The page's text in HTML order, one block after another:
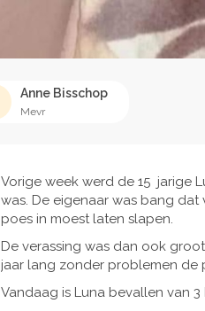
Anne Bisschop
Mevr
Vorige week werd de 15 jarige
was. De eigenaar was bang
poes in moest laten slapen.
De verassing was dan ook
jaar lang zonder problemen de
Vandaag is Luna bevallen van